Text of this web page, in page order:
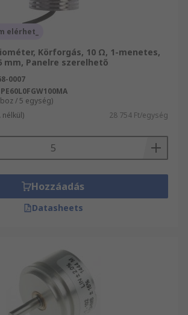
elérhet_
Körforgás, 10 Ω, 1-menetes,
mm, Panelre szerelhető
0007
PE60L0FGW100MA
/ 5 egység)
nélkül) 28 754 Ft/egység
Hozzáadás
Datasheets